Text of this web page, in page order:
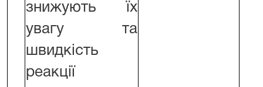
знижують їх
увагу та
швидкість
реакції